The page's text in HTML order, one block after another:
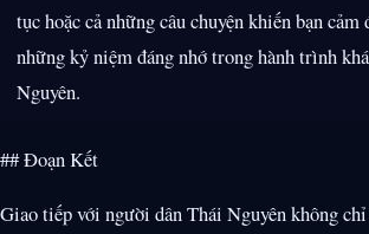
tục hoặc cả những câu chuyện khiến bạn cảm
những kỷ niệm đáng nhớ trong hành trình
Nguyên.
## Đoạn Kết
Giao tiếp với người dân Thái Nguyên không